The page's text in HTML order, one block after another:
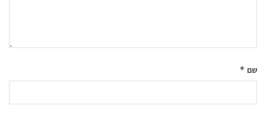
שם *